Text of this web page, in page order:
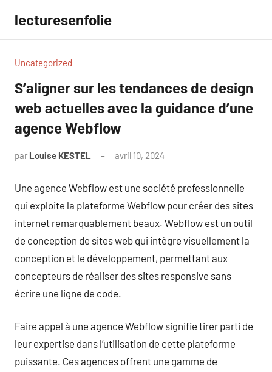
contenu
lecturesenfolie
Uncategorized
S’aligner sur les tendances de design
web actuelles avec la guidance d’une
agence Webflow
par Louise KESTEL avril 10, 2024
Une agence Webflow est une société professionnelle
qui exploite la plateforme Webflow pour créer des sites
internet remarquablement beaux. Webflow est un outil
de conception de sites web qui intègre visuellement la
conception et le développement, permettant aux
concepteurs de réaliser des sites responsive sans
écrire une ligne de code.
Faire appel à une agence Webflow signifie tirer parti de
leur expertise dans l’utilisation de cette plateforme
puissante. Ces agences offrent une gamme de